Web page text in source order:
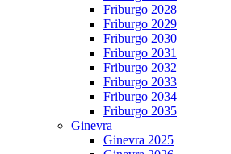
Friburgo 2028
Friburgo 2029
Friburgo 2030
Friburgo 2031
Friburgo 2032
Friburgo 2033
Friburgo 2034
Friburgo 2035
Ginevra
Ginevra 2025